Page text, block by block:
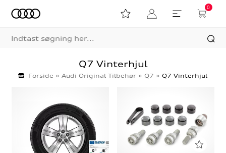
0
Q7 Vinterhjul
Forside »Audi Original Tilbehør » Q7 »Q7 Vinterhjul